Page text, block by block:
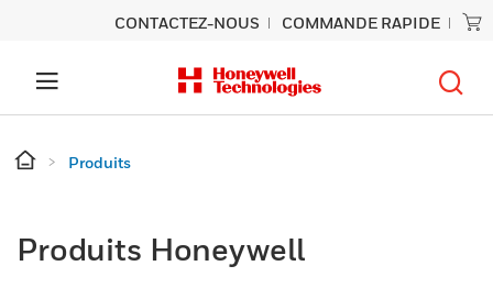
CONTACTEZ-NOUS COMMANDE RAPIDE
Produits
Produits Honeywell